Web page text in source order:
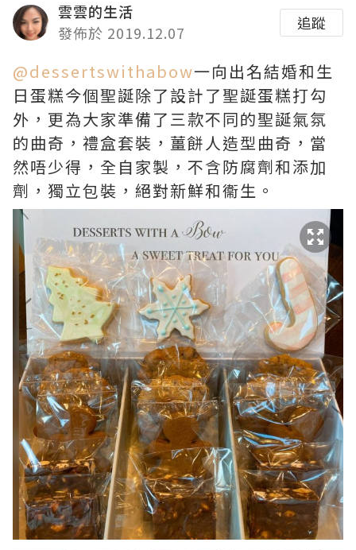
雲雲的生活
發佈於 2019.12.07
追蹤
@dessertswithabow一向出名結婚和生
日蛋糕今個聖誕除了設計了聖誕蛋糕打勾
外 ，更為大家準備了三款不同的聖誕氣氛
的曲奇， 禮盒套裝，薑餅人造型曲奇， 當
然唔少得， 全自家製， 不含防腐劑和添加
劑，獨立包裝， 絕對新鮮和衞生。